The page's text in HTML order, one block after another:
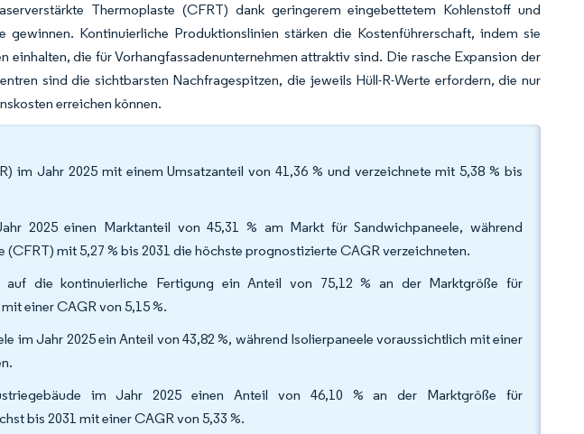
Thermoplaste (CFRT) dank geringerem eingebettetem Kohlenstoff und
gewinnen. Kontinuierliche Produktionslinien stärken die Kostenführerschaft, indem sie
einhalten, die für Vorhangfassadenunternehmen attraktiv sind. Die rasche Expansion der
sind die sichtbarsten Nachfragespitzen, die jeweils Hüll-R-Werte erfordern, die nur
erreichen können.
im Jahr 2025 mit einem Umsatzanteil von 41,36 % und verzeichnete mit 5,38 % bis
2025 einen Marktanteil von 45,31 % am Markt für Sandwichpaneele, während
mit 5,27 % bis 2031 die höchste prognostizierte CAGR verzeichneten.
die kontinuierliche Fertigung ein Anteil von 75,12 % an der Marktgröße für
einer CAGR von 5,15 %.
im Jahr 2025 ein Anteil von 43,82 %, während Isolierpaneele voraussichtlich mit einer
im Jahr 2025 einen Anteil von 46,10 % an der Marktgröße für
bis 2031 mit einer CAGR von 5,33 %.